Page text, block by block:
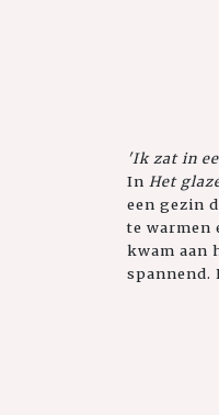
'Ik zat in
In Het
een gezin
te warmen
kwam aan
spannend.